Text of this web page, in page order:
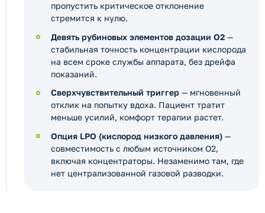
пропустить критическое отклонение
стремится к нулю.
Девять рубиновых элементов дозации O2 —
стабильная точность концентрации кислорода
на всем сроке службы аппарата, без дрейфа
показаний.
Сверхчувствительный триггер — мгновенный
отклик на попытку вдоха. Пациент тратит
меньше усилий, комфорт терапии растет.
Опция LPO (кислород низкого давления) —
совместимость с любым источником O2,
включая концентраторы. Незаменимо там, где
нет централизованной газовой разводки.